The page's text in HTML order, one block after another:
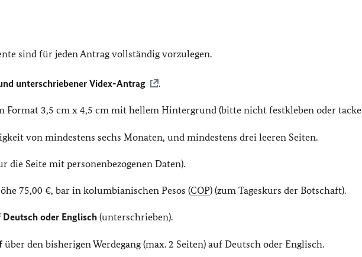
sind für jeden Antrag vollständig vorzulegen.
unterschriebener Videx-Antrag .
Format 3,5 cm x 4,5 cm mit hellem Hintergrund (bitte nicht festkleben oder
von mindestens sechs Monaten, und mindestens drei leeren Seiten.
die Seite mit personenbezogenen Daten).
75,00 €, bar in kolumbianischen Pesos (COP) (zum Tageskurs der Botschaft).
oder Englisch(unterschrieben).
über den bisherigen Werdegang (max. 2 Seiten) auf Deutsch oder Englisch.